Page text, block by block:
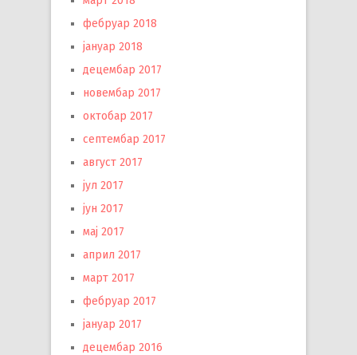
фебруар 2018
јануар 2018
децембар 2017
новембар 2017
октобар 2017
септембар 2017
август 2017
јул 2017
јун 2017
мај 2017
април 2017
март 2017
фебруар 2017
јануар 2017
децембар 2016